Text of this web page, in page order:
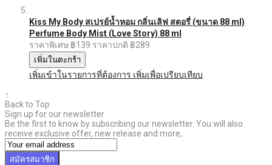
Kiss My Body สเปรย์น้ำหอม กลิ่นเลิฟ สตอรี่ (ขนาด 88 ml)
Perfume Body Mist (Love Story) 88 ml
ราคาพิเศษ ฿139 ราคาปกติ ฿289
เพิ่มในตะกร้า
เพิ่มเข้าในรายการที่ต้องการ เพิ่มเพื่อเปรียบเทียบ
↑
Back to Top
Sign up for our newsletter
Be the first to know by subscribing our newsletter. You will also
receive exclusive offer, new release and more,
สมัครสมาชิก